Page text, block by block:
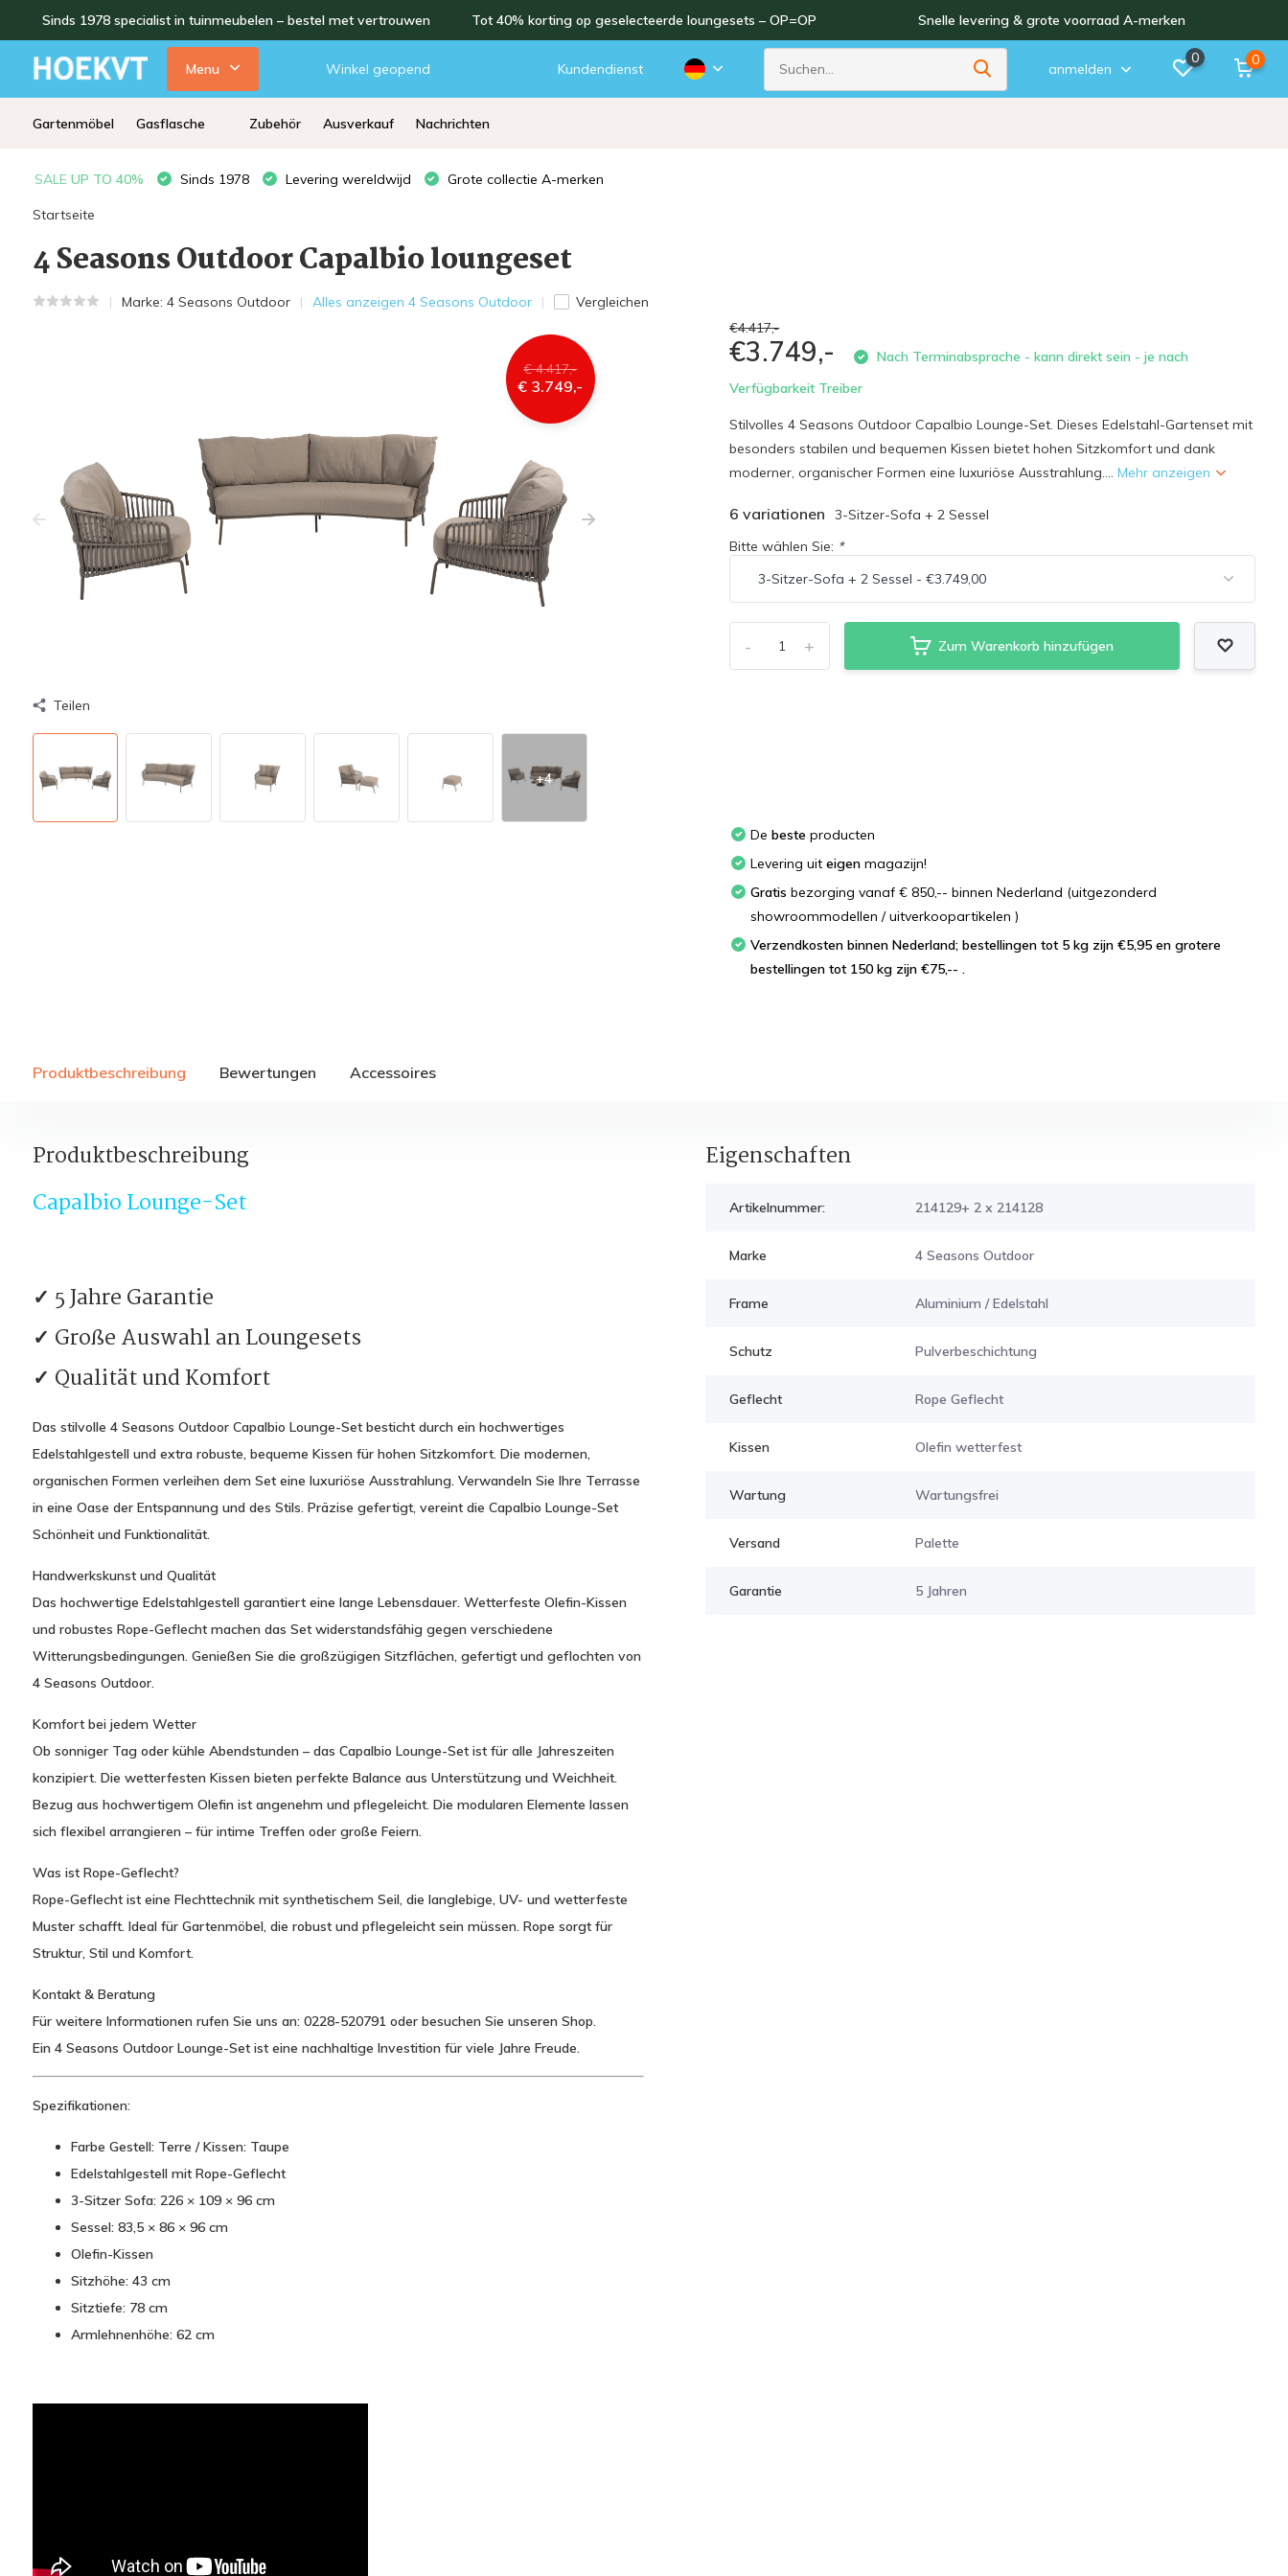
Sinds 1978 specialist in tuinmeubelen – bestel met vertrouwen Tot 40% korting op geselecteerde loungesets – OP=OP Snelle levering & grote voorraad A-merken
Menu Winkel geopend Kundendienst anmelden
0 0
Gartenmöbel Gasflasche Zubehör Ausverkauf Nachrichten
SALE UP TO 40% Sinds 1978 Levering wereldwijd Grote collectie A-merken
Startseite
4 Seasons Outdoor Capalbio loungeset
Marke: 4 Seasons Outdoor Alles anzeigen 4 Seasons Outdoor Vergleichen
€ 4.417,-
€ 3.749,-
Teilen
+4
€4.417,-
€3.749,-
Nach Terminabsprache - kann direkt sein - je nach
Verfügbarkeit Treiber
Stilvolles 4 Seasons Outdoor Capalbio Lounge-Set. Dieses Edelstahl-Gartenset mit
besonders stabilen und bequemen Kissen bietet hohen Sitzkomfort und dank
moderner, organischer Formen eine luxuriöse Ausstrahlung....Mehr anzeigen
6 variationen
3-Sitzer-Sofa + 2 Sessel
Bitte wählen Sie: *
+
- Zum Warenkorb hinzufügen
Debeste producten
Levering uiteigen magazijn!
Gratis bezorging vanaf € 850,-- binnen Nederland (uitgezonderd
showroommodellen / uitverkoopartikelen )
Verzendkosten binnen Nederland; bestellingen tot 5 kg zijn €5,95 en grotere
bestellingen tot 150 kg zijn €75,-- .
Produktbeschreibung Bewertungen Accessoires
Produktbeschreibung
Capalbio Lounge-Set
✓ 5 Jahre Garantie
✓ Große Auswahl an Loungesets
✓ Qualität und Komfort
Das stilvolle 4 Seasons Outdoor Capalbio Lounge-Set besticht durch ein hochwertiges
Edelstahlgestell und extra robuste, bequeme Kissen für hohen Sitzkomfort. Die modernen,
organischen Formen verleihen dem Set eine luxuriöse Ausstrahlung. Verwandeln Sie Ihre Terrasse
in eine Oase der Entspannung und des Stils. Präzise gefertigt, vereint die Capalbio Lounge-Set
Schönheit und Funktionalität.
Handwerkskunst und Qualität
Das hochwertige Edelstahlgestell garantiert eine lange Lebensdauer. Wetterfeste Olefin-Kissen
und robustes Rope-Geflecht machen das Set widerstandsfähig gegen verschiedene
Witterungsbedingungen. Genießen Sie die großzügigen Sitzflächen, gefertigt und geflochten von
4 Seasons Outdoor.
Komfort bei jedem Wetter
Ob sonniger Tag oder kühle Abendstunden – das Capalbio Lounge-Set ist für alle Jahreszeiten
konzipiert. Die wetterfesten Kissen bieten perfekte Balance aus Unterstützung und Weichheit.
Bezug aus hochwertigem Olefin ist angenehm und pflegeleicht. Die modularen Elemente lassen
sich flexibel arrangieren – für intime Treffen oder große Feiern.
Was ist Rope-Geflecht?
Rope-Geflecht ist eine Flechttechnik mit synthetischem Seil, die langlebige, UV- und wetterfeste
Muster schafft. Ideal für Gartenmöbel, die robust und pflegeleicht sein müssen. Rope sorgt für
Struktur, Stil und Komfort.
Kontakt & Beratung
Für weitere Informationen rufen Sie uns an: 0228-520791 oder besuchen Sie unseren Shop.
Ein 4 Seasons Outdoor Lounge-Set ist eine nachhaltige Investition für viele Jahre Freude.
Spezifikationen:
Farbe Gestell: Terre / Kissen: Taupe
Edelstahlgestell mit Rope-Geflecht
3-Sitzer Sofa: 226 × 109 × 96 cm
Sessel: 83,5 × 86 × 96 cm
Olefin-Kissen
Sitzhöhe: 43 cm
Sitztiefe: 78 cm
Armlehnenhöhe: 62 cm
Eigenschaften
Artikelnummer: 214129+ 2 x 214128
Marke 4 Seasons Outdoor
Frame Aluminium / Edelstahl
Schutz Pulverbeschichtung
Geflecht Rope Geflecht
Kissen Olefin wetterfest
Wartung Wartungsfrei
Versand Palette
Garantie 5 Jahren